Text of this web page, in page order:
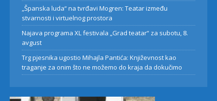
„Španska luda“ na tvrđavi Mogren: Teatar između
stvarnosti i virtuelnog prostora
Najava programa XL festivala „Grad teatar“ za subotu, 8.
avgust
Trg pjesnika ugostio Mihajla Pantića: Književnost kao
traganje za onim što ne možemo do kraja da dokučimo